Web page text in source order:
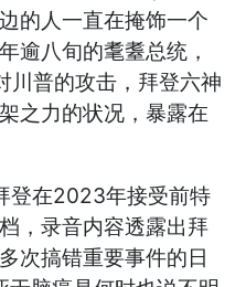
的人一直在掩饰一个
逾八旬的耄耋总统，
川普的攻击，拜登六神
之力的状况，暴露在
登在2023年接受前特
，录音内容透露出拜
次搞错重要事件的日